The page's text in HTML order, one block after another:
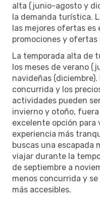
alta (junio-agosto y
la demanda turística.
las mejores ofertas es
promociones y ofertas
La temporada alta de
los meses de verano
navideñas
concurrida y los
actividades pueden
invierno y otoño,
excelente opción para
experiencia más
buscas una escapada
viajar durante la
de septiembre a
menos concurrida y
más accesibles.